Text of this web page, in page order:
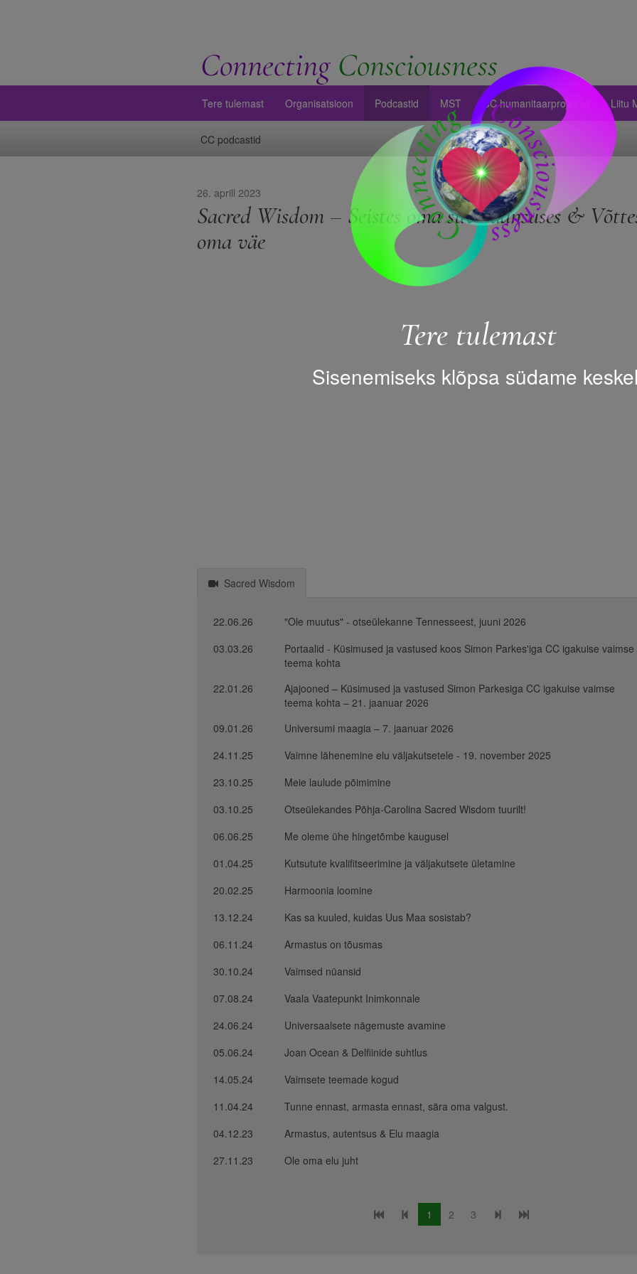
Tere tulemast
Sisenemiseks klõpsa südame
Connecting Consciousness
Tere tulemast Organisatsioon Podcastid MST CC humanitaarprojektid Liitu
CC podcastid
26. aprill 2023
Sacred Wisdom – Seistes oma suveräänsuses &
oma väe
Sacred Wisdom
22.06.26
"Ole muutus" - otseülekanne Tennesseest, juuni 2026
03.03.26
Portaalid - Küsimused ja vastused koos Simon Parkes'iga CC igakuise vaimse
teema kohta
22.01.26
Ajajooned – Küsimused ja vastused Simon Parkesiga CC igakuise vaimse
teema kohta – 21. jaanuar 2026
09.01.26
Universumi maagia – 7. jaanuar 2026
24.11.25
Vaimne lähenemine elu väljakutsetele - 19. november 2025
23.10.25
Meie laulude põimimine
03.10.25
Otseülekandes Põhja-Carolina Sacred Wisdom tuurilt!
06.06.25
Me oleme ühe hingetõmbe kaugusel
01.04.25
Kutsutute kvalifitseerimine ja väljakutsete ületamine
20.02.25
Harmoonia loomine
13.12.24
Kas sa kuuled, kuidas Uus Maa sosistab?
06.11.24
Armastus on tõusmas
30.10.24
Vaimsed nüansid
07.08.24
Vaala Vaatepunkt Inimkonnale
24.06.24
Universaalsete nägemuste avamine
05.06.24
Joan Ocean & Delfiinide suhtlus
14.05.24
Vaimsete teemade kogud
11.04.24
Tunne ennast, armasta ennast, sära oma valgust.
04.12.23
Armastus, autentsus & Elu maagia
27.11.23
Ole oma elu juht
1 2 3